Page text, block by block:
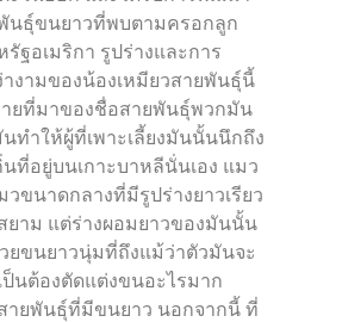
นธุ์ขนยาวที่พบตามครอกลูก
ฐอเมริกา รูปร่างและการ
งามของน้องเหมียวสายพันธุ์นี้
ายที่มาของชื่อสายพันธุ์พวกมัน
ทำให้ผู้ที่เพาะเลี้ยงมันนั้นนึกถึง
ที่อยู่บนเกาะบาหลีนั่นเอง แมว
ขนาดกลางที่มีรูปร่างยาวเรียว
ยาม แต่ร่างผอมยาวของมันนั้น
ยขนยาวนุ่มที่ถึงแม้ว่าตัวมันจะ
ป็นต้องตัดแต่งขนอะไรมาก
ายพันธุ์ที่มีขนยาว นอกจากนี้ ที่